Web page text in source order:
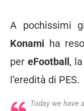
A pochissimi
Konami ha
per eFootball ,
l’eredità di PES.
Today we have